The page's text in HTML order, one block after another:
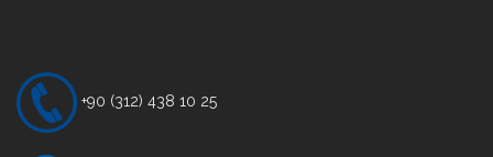
+90 (312) 438 10 25